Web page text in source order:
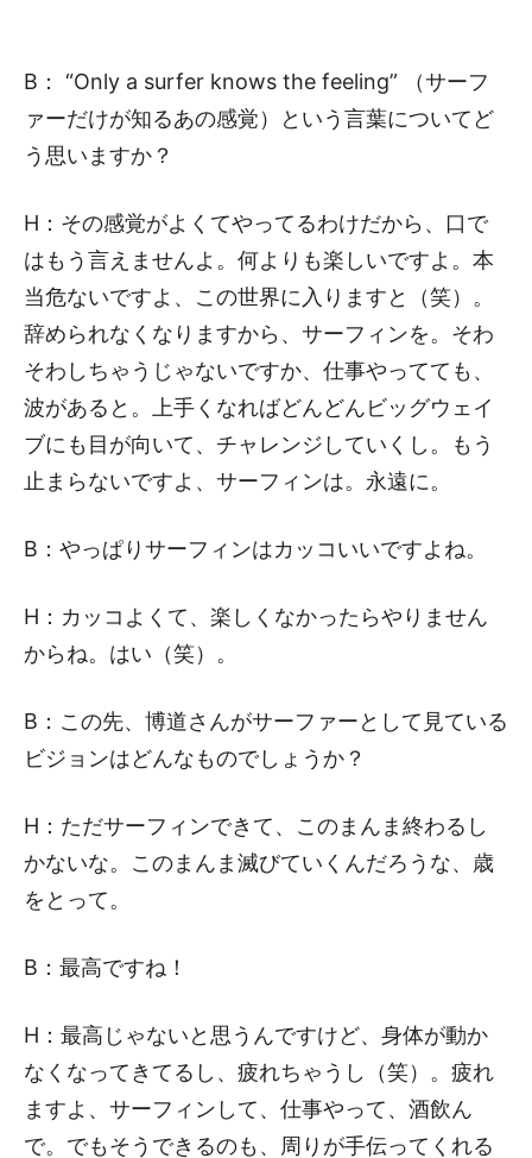
B： “Only a surfer knows the feeling” （サーフ
ァーだけが知るあの感覚）という言葉についてど
う思いますか？
H：その感覚がよくてやってるわけだから、口で
はもう言えませんよ。何よりも楽しいですよ。本
当危ないですよ、この世界に入りますと（笑）。
辞められなくなりますから、サーフィンを。そわ
そわしちゃうじゃないですか、仕事やってても、
波があると。上手くなればどんどんビッグウェイ
ブにも目が向いて、チャレンジしていくし。もう
止まらないですよ、サーフィンは。永遠に。
B：やっぱりサーフィンはカッコいいですよね。
H：カッコよくて、楽しくなかったらやりません
からね。はい（笑）。
B：この先、博道さんがサーファーとして見ている
ビジョンはどんなものでしょうか？
H：ただサーフィンできて、このまんま終わるし
かないな。このまんま滅びていくんだろうな、歳
をとって。
B：最高ですね！
H：最高じゃないと思うんですけど、身体が動か
なくなってきてるし、疲れちゃうし（笑）。疲れ
ますよ、サーフィンして、仕事やって、酒飲ん
で。でもそうできるのも、周りが手伝ってくれる